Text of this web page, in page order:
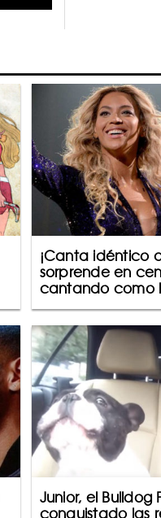
¡Canta idéntico
sorprende en
cantando como
Junior, el Bulldog
conquistado las